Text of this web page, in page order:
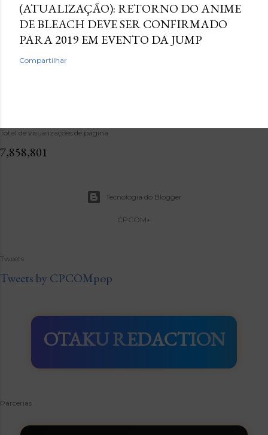
(ATUALIZAÇÃO): RETORNO DO ANIME
DE BLEACH DEVE SER CONFIRMADO
PARA 2019 EM EVENTO DA JUMP
Compartilhar
Total de visualizações de página
7,858,801
Tecnologia do Blogger
CPCOM+
Tweets
Tweets by CPCOMpop
OTAKU REDACTION
Parcerias